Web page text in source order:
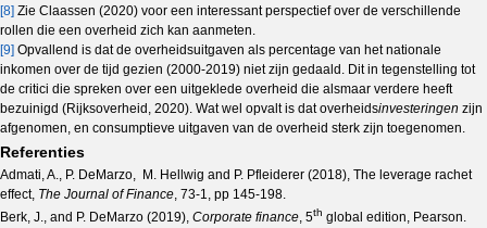
[8] Zie Claassen (2020) voor een interessant perspectief over de verschillende
rollen die een overheid zich kan aanmeten.
[9] Opvallend is dat de overheidsuitgaven als percentage van het nationale
inkomen over de tijd gezien (2000-2019) niet zijn gedaald. Dit in tegenstelling tot
de critici die spreken over een uitgeklede overheid die alsmaar verdere heeft
bezuinigd (Rijksoverheid, 2020). Wat wel opvalt is dat overheidsinvesteringen zijn
afgenomen, en consumptieve uitgaven van de overheid sterk zijn toegenomen.
Referenties
Admati, A., P. DeMarzo, M. Hellwig and P. Pfleiderer (2018), The leverage rachet
effect, The Journal of Finance, 73-1, pp 145-198.
Berk, J., and P. DeMarzo (2019), Corporate finance, 5th global edition, Pearson.